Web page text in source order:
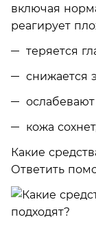
включая
реагирует
теряется
снижается
кожа
Какие
Ответить